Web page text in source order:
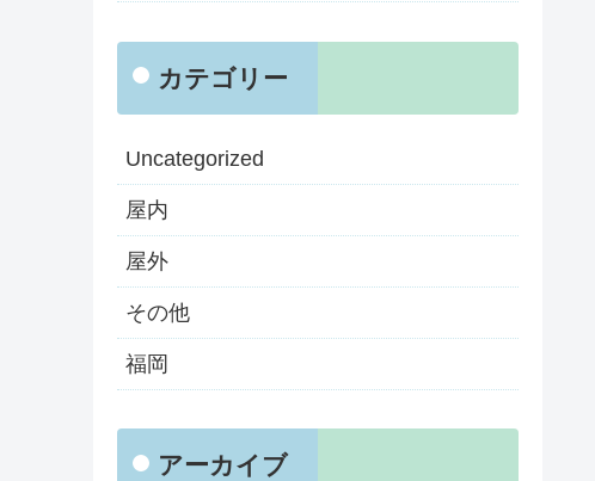
カテゴリー
Uncategorized
屋内
屋外
その他
福岡
アーカイブ